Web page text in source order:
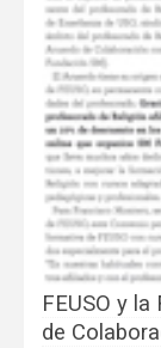
FEUSO y
de